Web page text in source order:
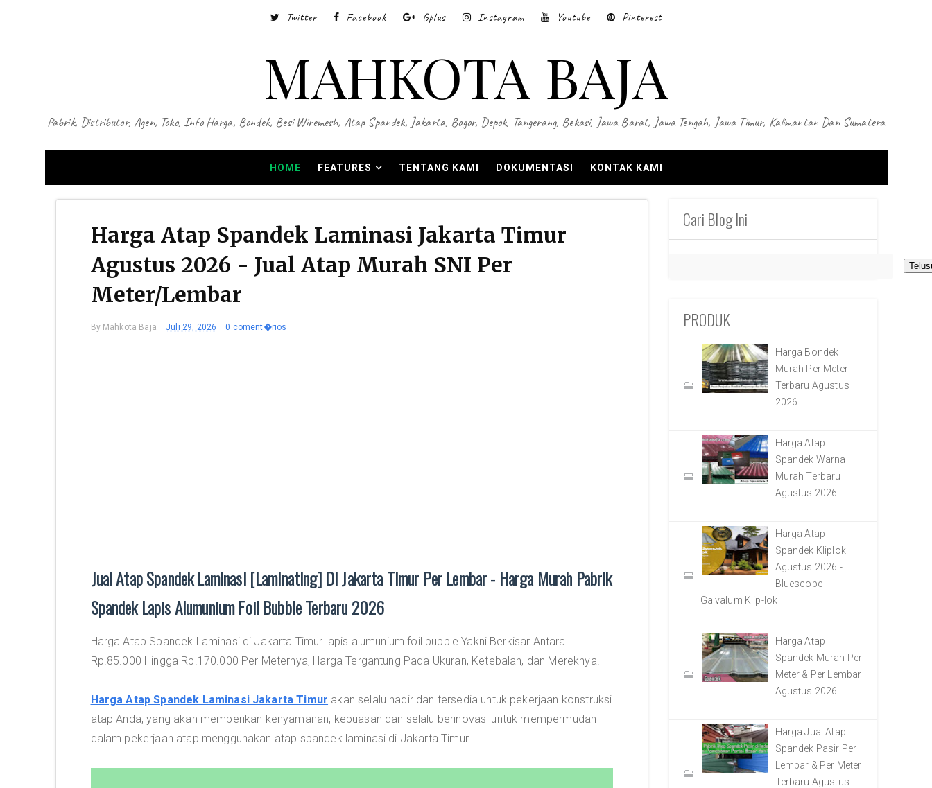
Twitter Facebook Gplus Instagram Youtube Pinterest
MAHKOTA BAJA
Pabrik, Distributor, Agen, Toko, Info Harga, Bondek, Besi Wiremesh, Atap Spandek, Jakarta, Bogor, Depok, Tangerang, Bekasi, Jawa Barat, Jawa Tengah, Jawa Timur, Kalimantan Dan Sumatera
HOME FEATURES TENTANG KAMI DOKUMENTASI KONTAK KAMI
Harga Atap Spandek Laminasi Jakarta Timur
Agustus 2026 - Jual Atap Murah SNI Per
Meter/Lembar
By Mahkota Baja Juli 29, 2026 0 coment�rios
Jual Atap Spandek Laminasi [Laminating] Di Jakarta Timur Per Lembar - Harga Murah Pabrik
Spandek Lapis Alumunium Foil Bubble Terbaru 2026
Harga Atap Spandek Laminasi di Jakarta Timur lapis alumunium foil bubble Yakni Berkisar Antara
Rp.85.000 Hingga Rp.170.000 Per Meternya, Harga Tergantung Pada Ukuran, Ketebalan, dan Mereknya.
Harga Atap Spandek Laminasi Jakarta Timur akan selalu hadir dan tersedia untuk pekerjaan konstruksi
atap Anda, yang akan memberikan kenyamanan, kepuasan dan selalu berinovasi untuk mempermudah
dalam pekerjaan atap menggunakan atap spandek laminasi di Jakarta Timur.
Cari Blog Ini
PRODUK
Harga Bondek
Murah Per Meter
Terbaru Agustus
2026
Harga Atap
Spandek Warna
Murah Terbaru
Agustus 2026
Harga Atap
Spandek Kliplok
Agustus 2026 -
Bluescope
Galvalum Klip-lok
Harga Atap
Spandek Murah Per
Meter & Per Lembar
Agustus 2026
Harga Jual Atap
Spandek Pasir Per
Lembar & Per Meter
Terbaru Agustus